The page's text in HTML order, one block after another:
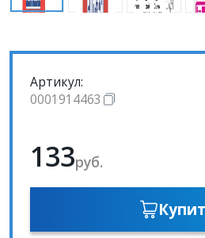
Артикул:
0001914463
133руб.